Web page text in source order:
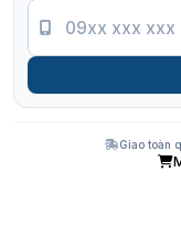
Giao toàn